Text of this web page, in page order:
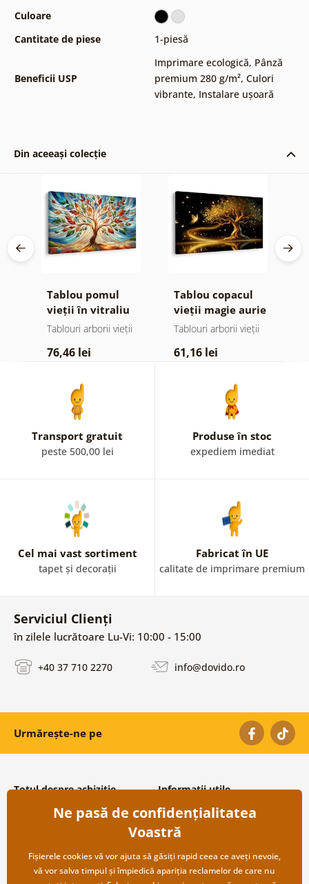
Culoare
Cantitate de piese
1-piesă
Beneficii USP
Imprimare ecologică, Pânză
premium 280 g/m², Culori
vibrante, Instalare ușoară
Din aceeași colecție
Tablou pomul
vieții în vitraliu
colorat
Tablouri arborii vieții
76,46 lei
Tablou copacul
vieții magie aurie
Tablouri arborii vieții
61,16 lei
Transport gratuit
peste 500,00 lei
Produse în stoc
expediem imediat
Cel mai vast sortiment
tapet și decorații
Fabricat în UE
calitate de imprimare premium
Serviciul Clienți
în zilele lucrătoare Lu-Vi: 10:00 - 15:00
+40 37 710 2270 info@dovido.ro
Urmărește-ne pe
Totul despre achiziție
Condiții și termeni generali
Protecția datelor personale
Transport și modalități de plată
Returnare
Informații utile
Despre noi
Întrebări frecvente
Contacte
Cooperare angro
Ne pasă de confidențialitatea
Voastră
Fișierele cookies vă vor ajuta să găsiți rapid ceea ce aveți nevoie,
vă vor salva timpul și împiedică apariția reclamelor de care nu